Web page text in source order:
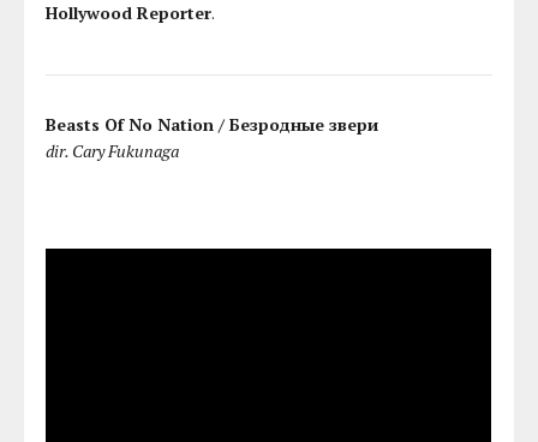
Hollywood Reporter.
Beasts Of No Nation / Безродные звери
dir. Cary Fukunaga